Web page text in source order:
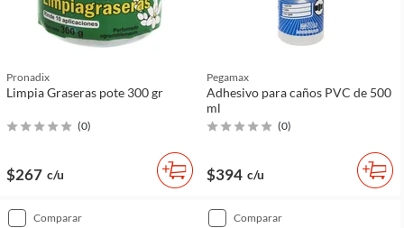
Pronadix
Limpia Graseras pote 300 gr
(0)
$267 c/u
Pegamax
Adhesivo para caños PVC de 500
ml
(0)
$394 c/u
comparar comparar